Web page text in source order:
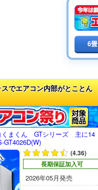
6畳
でエアコン内部がとことん
まくん GTシリーズ 主に14
(4.36)
長期保証加入可
2026年05月発売